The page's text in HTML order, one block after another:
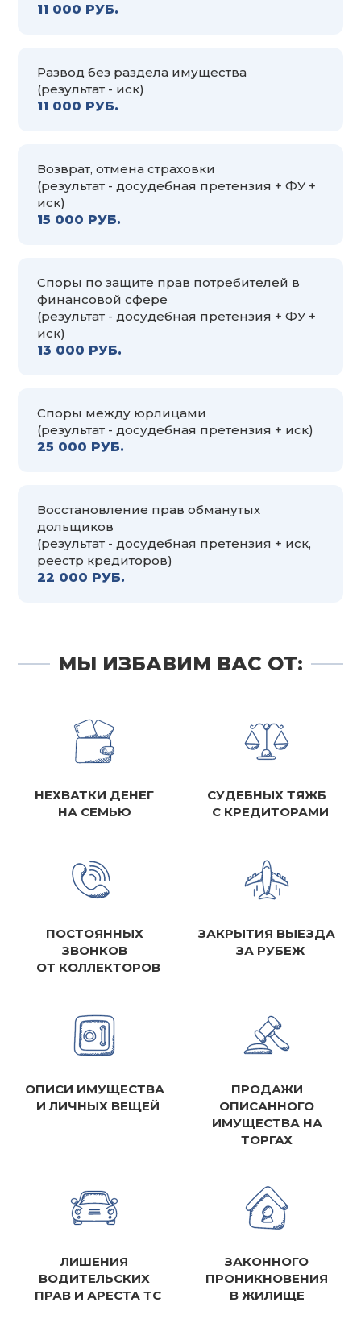
11 000 РУБ.
Развод без раздела имущества
(результат - иск)
11 000 РУБ.
Возврат, отмена страховки
(результат - досудебная претензия + ФУ +
иск)
15 000 РУБ.
Споры по защите прав потребителей в
финансовой сфере
(результат - досудебная претензия + ФУ +
иск)
13 000 РУБ.
Споры между юрлицами
(результат - досудебная претензия + иск)
25 000 РУБ.
Восстановление прав обманутых
дольщиков
(результат - досудебная претензия + иск,
реестр кредиторов)
22 000 РУБ.
МЫ ИЗБАВИМ ВАС ОТ:
НЕХВАТКИ ДЕНЕГ
НА СЕМЬЮ
СУДЕБНЫХ ТЯЖБ
С КРЕДИТОРАМИ
ПОСТОЯННЫХ
ЗВОНКОВ
ОТ КОЛЛЕКТОРОВ
ЗАКРЫТИЯ ВЫЕЗДА
ЗА РУБЕЖ
ОПИСИ ИМУЩЕСТВА
И ЛИЧНЫХ ВЕЩЕЙ
ПРОДАЖИ
ОПИСАННОГО
ИМУЩЕСТВА НА
ТОРГАХ
ЛИШЕНИЯ
ВОДИТЕЛЬСКИХ
ПРАВ И АРЕСТА ТС
ЗАКОННОГО
ПРОНИКНОВЕНИЯ
В ЖИЛИЩЕ